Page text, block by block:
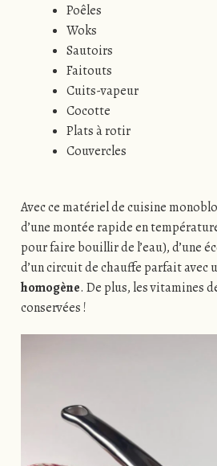
Poêles
Woks
Sautoirs
Faitouts
Cuits-vapeur
Cocotte
Plats à rotir
Couvercles
Avec ce matériel de cuisine
d’une montée rapide en
pour faire bouillir de l’eau), d’une
d’un circuit de chauffe parfait avec
homogène. De plus, les vitamines
conservées !